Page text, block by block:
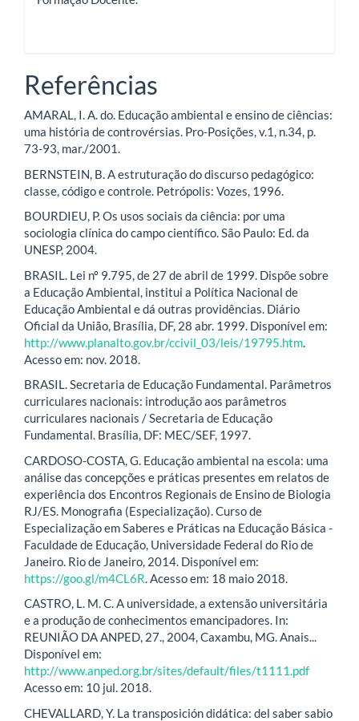
Referências
AMARAL, I. A. do. Educação ambiental e ensino de ciências:
uma história de controvérsias. Pro-Posições, v.1, n.34, p.
73-93, mar./2001.
BERNSTEIN, B. A estruturação do discurso pedagógico:
classe, código e controle. Petrópolis: Vozes, 1996.
BOURDIEU, P. Os usos sociais da ciência: por uma
sociologia clínica do campo científico. São Paulo: Ed. da
UNESP, 2004.
BRASIL. Lei nº 9.795, de 27 de abril de 1999. Dispõe sobre
a Educação Ambiental, institui a Política Nacional de
Educação Ambiental e dá outras providências. Diário
Oficial da União, Brasília, DF, 28 abr. 1999. Disponível em:
http://www.planalto.gov.br/ccivil_03/leis/19795.htm.
Acesso em: nov. 2018.
BRASIL. Secretaria de Educação Fundamental. Parâmetros
curriculares nacionais: introdução aos parâmetros
curriculares nacionais / Secretaria de Educação
Fundamental. Brasília, DF: MEC/SEF, 1997.
CARDOSO-COSTA, G. Educação ambiental na escola: uma
análise das concepções e práticas presentes em relatos de
experiência dos Encontros Regionais de Ensino de Biologia
RJ/ES. Monografia (Especialização). Curso de
Especialização em Saberes e Práticas na Educação Básica -
Faculdade de Educação, Universidade Federal do Rio de
Janeiro. Rio de Janeiro, 2014. Disponível em:
https://goo.gl/m4CL6R. Acesso em: 18 maio 2018.
CASTRO, L. M. C. A universidade, a extensão universitária
e a produção de conhecimentos emancipadores. In:
REUNIÃO DA ANPED, 27., 2004, Caxambu, MG. Anais...
Disponível em:
http://www.anped.org.br/sites/default/files/t1111.pdf
Acesso em: 10 jul. 2018.
CHEVALLARD, Y. La transposición didática: del saber sabio